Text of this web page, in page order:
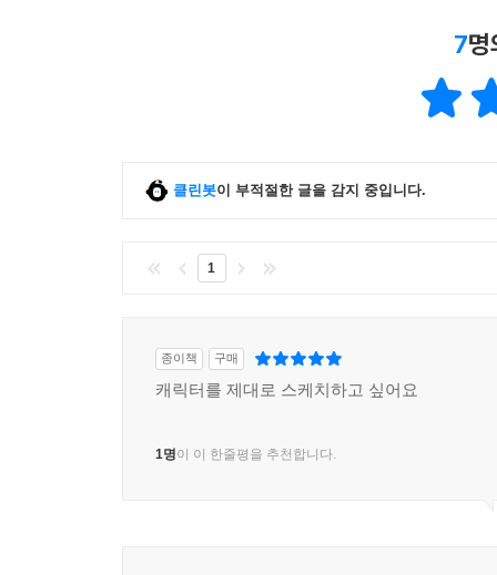
7
클린봇이 부적절한 글을 감지 중입니다.
1
종이책 구매
캐릭터를 제대로 스케치하고 싶어요
1명이 이 한줄평을 추천합니다.